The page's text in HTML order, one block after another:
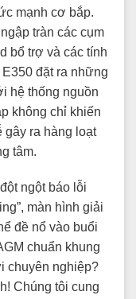
mạnh cơ bắp.
tràn các cụm
bổ trợ và các tính
đặt ra những
hệ thống nguồn
không chỉ khiến
gây ra hàng loạt
tâm.
ngột báo lỗi
màn hình giải
đề nổ vào buổi
chuẩn khung
chuyên nghiệp?
Chúng tôi cung